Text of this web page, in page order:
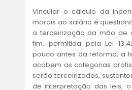
Vincular o cálculo da
morais ao salário é
a terceirização da mão de
fim, permitida pela Lei
pouco antes da reforma, a
acabem as categorias
serão terceirizados,
de interpretação das leis,